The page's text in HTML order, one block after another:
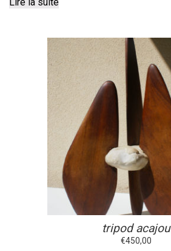
tripod acajou
€450,00